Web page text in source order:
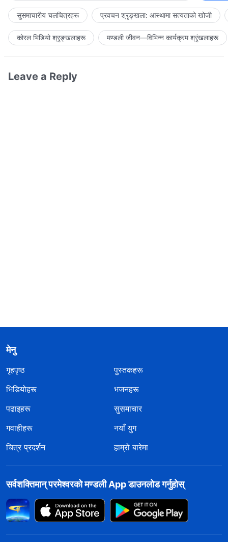
सुसमाचारीय चलचित्रहरू प्रवचन श्रृङ्खला: आस्थामा सत्यताको खोजी
कोरल भिडियो श्रृङ्खलाहरू मण्डली जीवन—विभिन्‍न कार्यक्रम श्रृंखलाहरू
Leave a Reply
मेनु
गृहपृष्ठ
पुस्तकहरू
भिडियोहरू
भजनहरू
पढाइहरू
सुसमाचार
गवाहीहरू
नयाँ युग
चित्र प्रदर्शन
हाम्रो बारेमा
सर्वशक्तिमान्‌ परमेश्‍वरको मण्डली App डाउनलोड गर्नुहोस्